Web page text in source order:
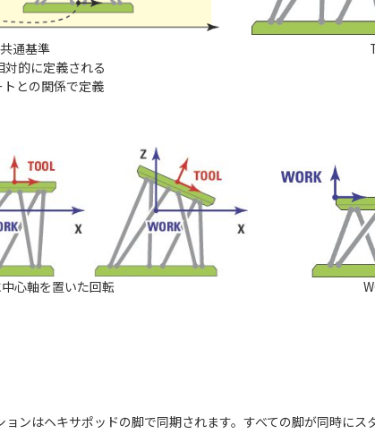
通基準
対的に定義される
との関係で定義
心軸を置いた回転
ンはヘキサポッドの脚で同期されます。すべての脚が同時に